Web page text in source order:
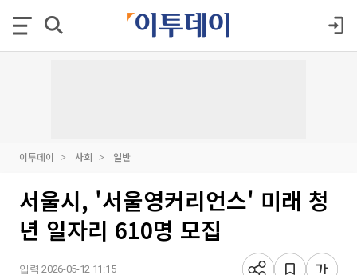
이투데이 사회 일반
서울시, '서울영커리언스' 미래 청
년 일자리 610명 모집
입력 2026-05-12 11:15